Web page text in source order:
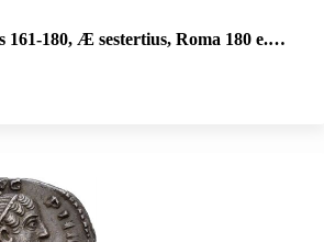
Roma 180 e.Kr. R: Virtus sittende mot høyre. Pregesprekk/striking crack